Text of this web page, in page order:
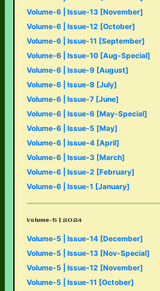
Volume-6 | Issue-13 [November]
Volume-6 | Issue-12 [October]
Volume-6 | Issue-11 [September]
Volume-6 | Issue-10 [Aug-Special]
Volume-6 | Issue-9 [August]
Volume-6 | Issue-8 [July]
Volume-6 | Issue-7 [June]
Volume-6 | Issue-6 [May-Special]
Volume-6 | Issue-5 [May]
Volume-6 | Issue-4 [April]
Volume-6 | Issue-3 [March]
Volume-6 | Issue-2 [February]
Volume-6 | Issue-1 [January]
Volume-5 | 2024
Volume-5 | Issue-14 [December]
Volume-5 | Issue-13 [Nov-Special]
Volume-5 | Issue-12 [November]
Volume-5 | Issue-11 [October]